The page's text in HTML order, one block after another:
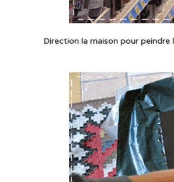
Direction la maison pour